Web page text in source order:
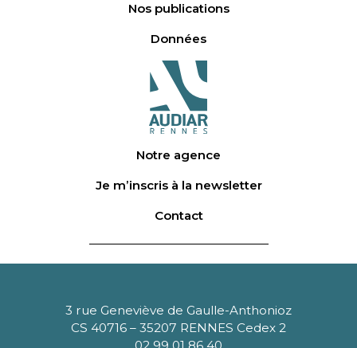
Nos publications
Données
Notre agence
Je m’inscris à la newsletter
Contact
3 rue Geneviève de Gaulle-Anthonioz
CS 40716 – 35207 RENNES Cedex 2